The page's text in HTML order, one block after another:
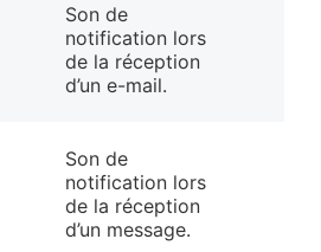
Son de
notification lors
de la réception
d’un e-mail.
Son de
notification lors
de la réception
d’un message.